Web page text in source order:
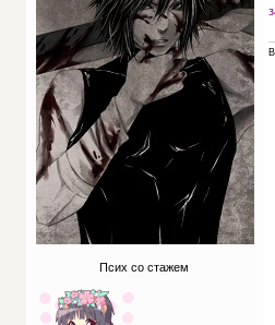
Псих со стажем